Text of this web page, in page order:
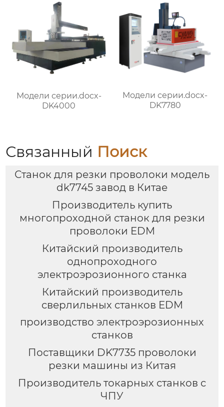
Модели серии.docx-
DK4000
Модели серии.docx-
DK7780
Связанный Поиск
Станок для резки проволоки модель
dk7745 завод в Китае
Производитель купить
многопроходной станок для резки
проволоки EDM
Китайский производитель
однопроходного
электроэрозионного станка
Китайский производитель
сверлильных станков EDM
производство электроэрозионных
станков
Поставщики DK7735 проволоки
резки машины из Китая
Производитель токарных станков с
ЧПУ